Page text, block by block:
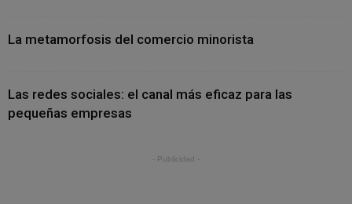
La metamorfosis del comercio minorista
Las redes sociales: el canal más eficaz para las
pequeñas empresas
- Publicidad -